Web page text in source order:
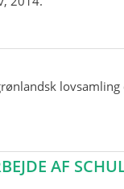
lovsamling
AF